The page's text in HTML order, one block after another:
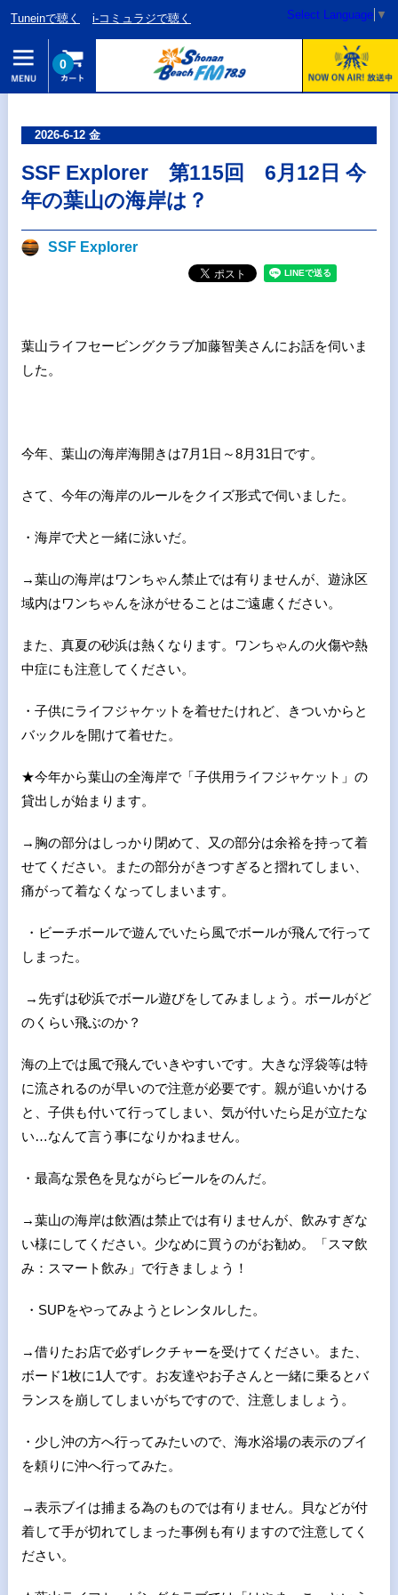
Tuneinで聴く i-コミュラジで聴く Select Language ▼
0
2026-6-12 金
SSF Explorer 第115回 6月12日 今
年の葉山の海岸は？
SSF Explorer
葉山ライフセービングクラブ加藤智美さんにお話を伺いま
した。
今年、葉山の海岸海開きは7月1日～8月31日です。
さて、今年の海岸のルールをクイズ形式で伺いました。
・海岸で犬と一緒に泳いだ。
→葉山の海岸はワンちゃん禁止では有りませんが、遊泳区
域内はワンちゃんを泳がせることはご遠慮ください。
また、真夏の砂浜は熱くなります。ワンちゃんの火傷や熱
中症にも注意してください。
・子供にライフジャケットを着せたけれど、きついからと
バックルを開けて着せた。
★今年から葉山の全海岸で「子供用ライフジャケット」の
貸出しが始まります。
→胸の部分はしっかり閉めて、又の部分は余裕を持って着
せてください。またの部分がきつすぎると摺れてしまい、
痛がって着なくなってしまいます。
・ビーチボールで遊んでいたら風でボールが飛んで行って
しまった。
→先ずは砂浜でボール遊びをしてみましょう。ボールがど
のくらい飛ぶのか？
海の上では風で飛んでいきやすいです。大きな浮袋等は特
に流されるのが早いので注意が必要です。親が追いかける
と、子供も付いて行ってしまい、気が付いたら足が立たな
い…なんて言う事になりかねません。
・最高な景色を見ながらビールをのんだ。
→葉山の海岸は飲酒は禁止では有りませんが、飲みすぎな
い様にしてください。少なめに買うのがお勧め。「スマ飲
み：スマート飲み」で行きましょう！
・ SUPをやってみようとレンタルした。
→借りたお店で必ずレクチャーを受けてください。また、
ボード1枚に1人です。お友達やお子さんと一緒に乗るとバ
ランスを崩してしまいがちですので、注意しましょう。
・少し沖の方へ行ってみたいので、海水浴場の表示のブイ
を頼りに沖へ行ってみた。
→表示ブイは捕まる為のものでは有りません。貝などが付
着して手が切れてしまった事例も有りますので注意してく
ださい。